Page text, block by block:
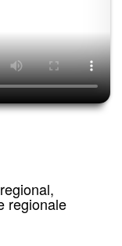
regionale